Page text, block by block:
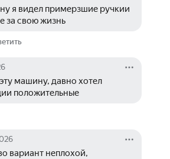
я видел примерзшие ручкии
за свою жизнь
машину, давно хотел
положительные
вариант неплохой,